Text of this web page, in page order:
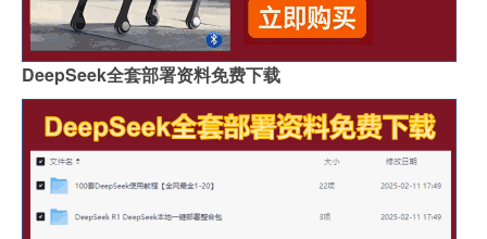
DeepSeek全套部署资料免费下载